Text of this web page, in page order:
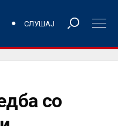
СЛУШАЈ
со